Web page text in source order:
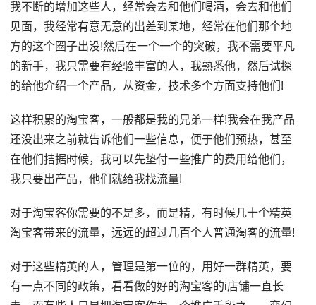
我不断的增加这些人，经常会去和他们喝酒，会去和他们
见面，我经常有意无意的出差到某地，经常在他们那个地
方的这个圈子出没!然后在一个一个的突破，我不需要平凡
的新手，我只需要有经验丰富的人，我熟悉他，然后试探
的给他介绍一个产品，从资金，技术多个方面支持他们!
这样积累的淘宝客，一般都是我的兄弟一样!我会在我产品
还没出来之前就告诉他们一些信息，便于他们预热，甚至
在他们拮据时候，我可以先垫付一些推广的费用给他们，
我只要出产品，他们就给我找流量!
对于淘宝客你需要的不是多，而是精，有时候几十个精英
淘宝客带来的流量，远远的超过几百个人普通淘客的流量!
对于这些精英的人，管理是第一位的，用好一群精英，要
有一点不同的政策，看看做的好的淘宝客的i店铺一直长